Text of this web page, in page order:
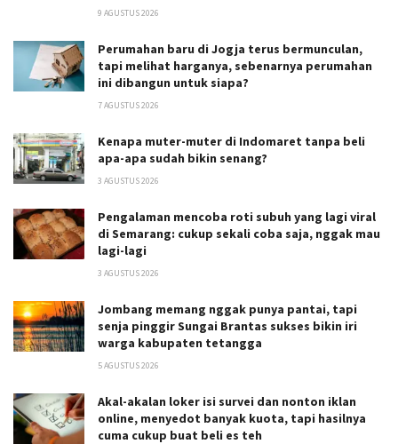
9 AGUSTUS 2026
Perumahan baru di Jogja terus bermunculan,
tapi melihat harganya, sebenarnya perumahan
ini dibangun untuk siapa?
7 AGUSTUS 2026
Kenapa muter-muter di Indomaret tanpa beli
apa-apa sudah bikin senang?
3 AGUSTUS 2026
Pengalaman mencoba roti subuh yang lagi viral
di Semarang: cukup sekali coba saja, nggak mau
lagi-lagi
3 AGUSTUS 2026
Jombang memang nggak punya pantai, tapi
senja pinggir Sungai Brantas sukses bikin iri
warga kabupaten tetangga
5 AGUSTUS 2026
Akal-akalan loker isi survei dan nonton iklan
online, menyedot banyak kuota, tapi hasilnya
cuma cukup buat beli es teh